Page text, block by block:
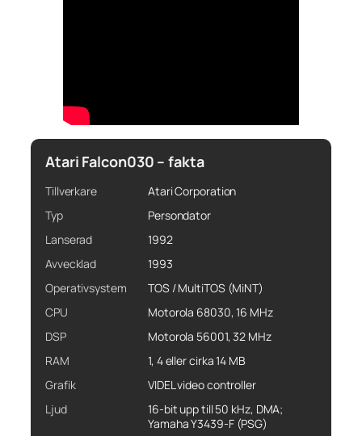
Atari Falcon030 – fakta
Tillverkare
Atari Corporation
Typ
Persondator
Lanserad
1992
Avvecklad
1993
Operativsystem
TOS / MultiTOS (MiNT)
CPU
Motorola 68030, 16 MHz
DSP
Motorola 56001, 32 MHz
RAM
1, 4 eller cirka 14 MB
Grafik
VIDEL video controller
Ljud
16-bit upp till 50 kHz, DMA;
Yamaha Y3439-F (PSG)